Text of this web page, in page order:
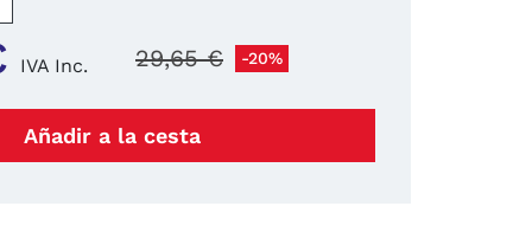
IVA Inc. 29,65 € -20%
Añadir a la cesta